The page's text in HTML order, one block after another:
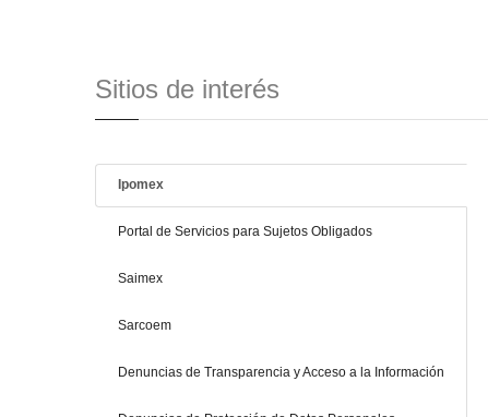
Sitios de interés
Ipomex
Portal de Servicios para Sujetos Obligados
Saimex
Sarcoem
Denuncias de Transparencia y Acceso a la Información